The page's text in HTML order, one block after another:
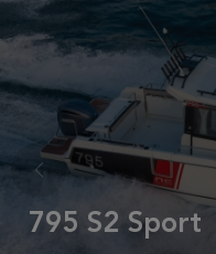
795 S2 Sport